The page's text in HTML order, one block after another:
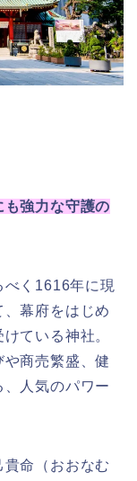
強力な守護の
べく1616年に現
、幕府をはじめ
ている神社。
商売繁盛、健
人気のパワー
命（おおなむ